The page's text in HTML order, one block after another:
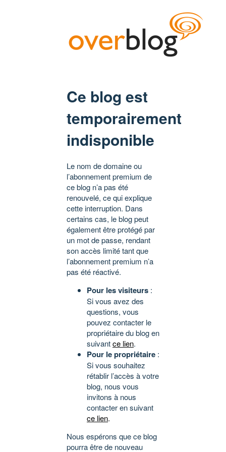
Ce blog est
temporairement
indisponible
Le nom de domaine ou
l’abonnement premium de
ce blog n’a pas été
renouvelé, ce qui explique
cette interruption. Dans
certains cas, le blog peut
également être protégé par
un mot de passe, rendant
son accès limité tant que
l’abonnement premium n’a
pas été réactivé.
Pour les visiteurs :
Si vous avez des
questions, vous
pouvez contacter le
propriétaire du blog en
suivantce lien.
Pour le propriétaire :
Si vous souhaitez
rétablir l’accès à votre
blog, nous vous
invitons à nous
contacter en suivant
ce lien.
Nous espérons que ce blog
pourra être de nouveau